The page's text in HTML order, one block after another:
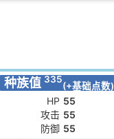
种族值 335
(+基础点数)
HP 55
攻击 55
防御 55